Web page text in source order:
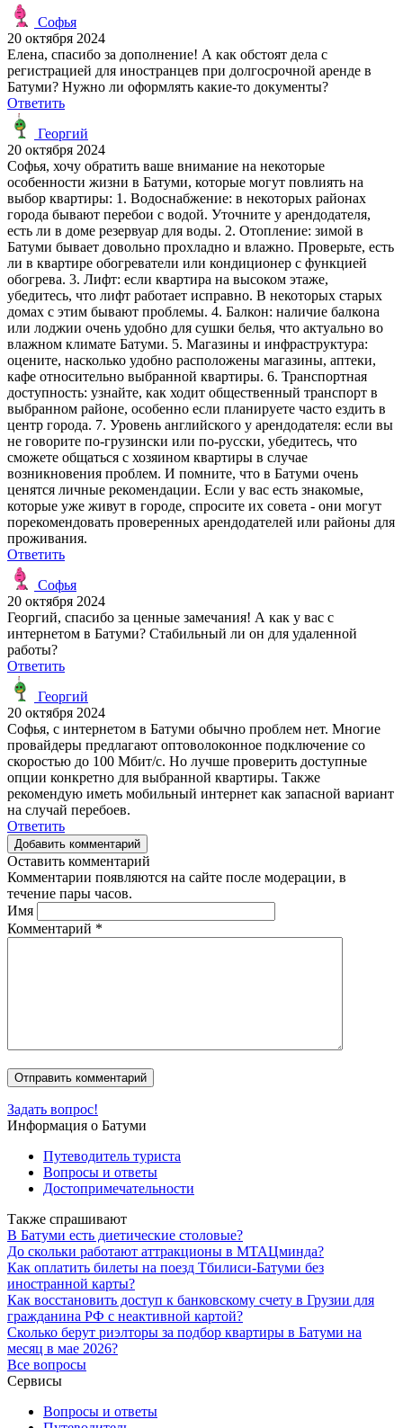
Софья
20 октября 2024
Елена, спасибо за дополнение! А как обстоят дела с
регистрацией для иностранцев при долгосрочной аренде в
Батуми? Нужно ли оформлять какие-то документы?
Ответить
Георгий
20 октября 2024
Софья, хочу обратить ваше внимание на некоторые
особенности жизни в Батуми, которые могут повлиять на
выбор квартиры: 1. Водоснабжение: в некоторых районах
города бывают перебои с водой. Уточните у арендодателя,
есть ли в доме резервуар для воды. 2. Отопление: зимой в
Батуми бывает довольно прохладно и влажно. Проверьте, есть
ли в квартире обогреватели или кондиционер с функцией
обогрева. 3. Лифт: если квартира на высоком этаже,
убедитесь, что лифт работает исправно. В некоторых старых
домах с этим бывают проблемы. 4. Балкон: наличие балкона
или лоджии очень удобно для сушки белья, что актуально во
влажном климате Батуми. 5. Магазины и инфраструктура:
оцените, насколько удобно расположены магазины, аптеки,
кафе относительно выбранной квартиры. 6. Транспортная
доступность: узнайте, как ходит общественный транспорт в
выбранном районе, особенно если планируете часто ездить в
центр города. 7. Уровень английского у арендодателя: если вы
не говорите по-грузински или по-русски, убедитесь, что
сможете общаться с хозяином квартиры в случае
возникновения проблем. И помните, что в Батуми очень
ценятся личные рекомендации. Если у вас есть знакомые,
которые уже живут в городе, спросите их совета - они могут
порекомендовать проверенных арендодателей или районы для
проживания.
Ответить
Софья
20 октября 2024
Георгий, спасибо за ценные замечания! А как у вас с
интернетом в Батуми? Стабильный ли он для удаленной
работы?
Ответить
Георгий
20 октября 2024
Софья, с интернетом в Батуми обычно проблем нет. Многие
провайдеры предлагают оптоволоконное подключение со
скоростью до 100 Мбит/с. Но лучше проверить доступные
опции конкретно для выбранной квартиры. Также
рекомендую иметь мобильный интернет как запасной вариант
на случай перебоев.
Ответить
Добавить комментарий
Оставить комментарий
Комментарии появляются на сайте после модерации, в
течение пары часов.
Имя
Комментарий *
Задать вопрос!
Информация о Батуми
Путеводитель туриста
Вопросы и ответы
Достопримечательности
Также спрашивают
В Батуми есть диетические столовые?
До скольки работают аттракционы в МТАЦминда?
Как оплатить билеты на поезд Тбилиси-Батуми без
иностранной карты?
Как восстановить доступ к банковскому счету в Грузии для
гражданина РФ с неактивной картой?
Сколько берут риэлторы за подбор квартиры в Батуми на
месяц в мае 2026?
Все вопросы
Сервисы
Вопросы и ответы